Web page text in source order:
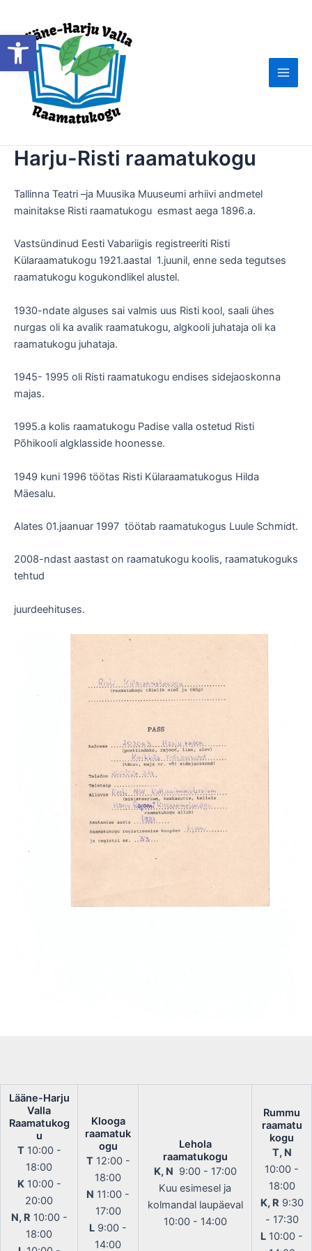
Open toolbar
content
Main
Harju-Risti raamatukogu
Tallinna Teatri –ja Muusika Muuseumi arhiivi andmetel
mainitakse Risti raamatukogu esmast aega 1896.a.
Vastsündinud Eesti Vabariigis registreeriti Risti
Külaraamatukogu 1921.aastal 1.juunil, enne seda tegutses
raamatukogu kogukondlikel alustel.
1930-ndate alguses sai valmis uus Risti kool, saali ühes
nurgas oli ka avalik raamatukogu, algkooli juhataja oli ka
raamatukogu juhataja.
1945- 1995 oli Risti raamatukogu endises sidejaoskonna
majas.
1995.a kolis raamatukogu Padise valla ostetud Risti
Põhikooli algklasside hoonesse.
1949 kuni 1996 töötas Risti Külaraamatukogus Hilda
Mäesalu.
Alates 01.jaanuar 1997 töötab raamatukogus Luule Schmidt.
2008-ndast aastast on raamatukogu koolis, raamatukoguks
tehtud
juurdeehituses.
Lääne-Harju
Valla
Raamatukog
u
T10:00 -
18:00
K10:00 -
20:00
N, R 10:00 -
18:00
Klooga
raamatuk
ogu
T12:00 -
18:00
N 11:00 -
17:00
L 9:00 -
14:00
Lehola
raamatukogu
K, N 9:00 - 17:00
Kuu esimesel ja
kolmandal laupäeval
10:00 - 14:00
Rummu
raamatu
kogu
T, N
10:00 -
18:00
K, R 9:30
- 17:30
L 10:00 -